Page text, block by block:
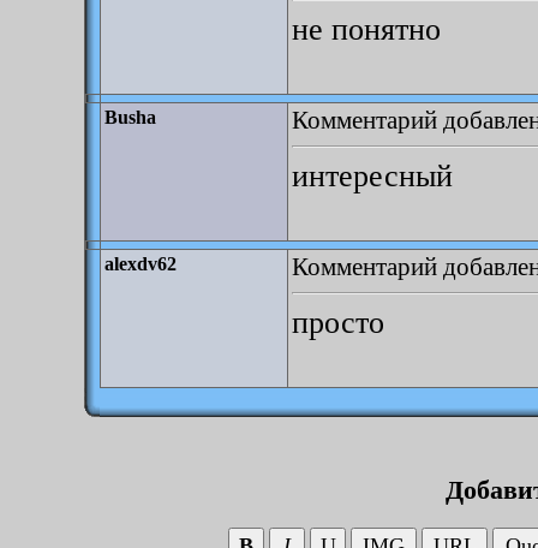
не понятно
Busha Комментарий
интересный
alexdv62 Комментарий
просто